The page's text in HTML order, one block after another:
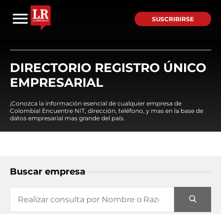
SUSCRIBIRSE
DIRECTORIO REGISTRO ÚNICO
EMPRESARIAL
¡Conozca la información esencial de cualquier empresa de
Colombia! Encuentre NIT, dirección, teléfono, y mas en la base de
datos empresarial mas grande del país.
Buscar empresa